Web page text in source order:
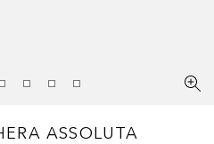
ASSOLUTA